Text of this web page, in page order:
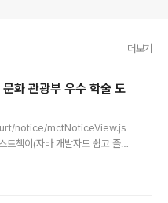
더보기
화 관광부 우수 학술 도
notice/mctNoticeView.js
책이(자바 개발자도 쉽고 즐겁